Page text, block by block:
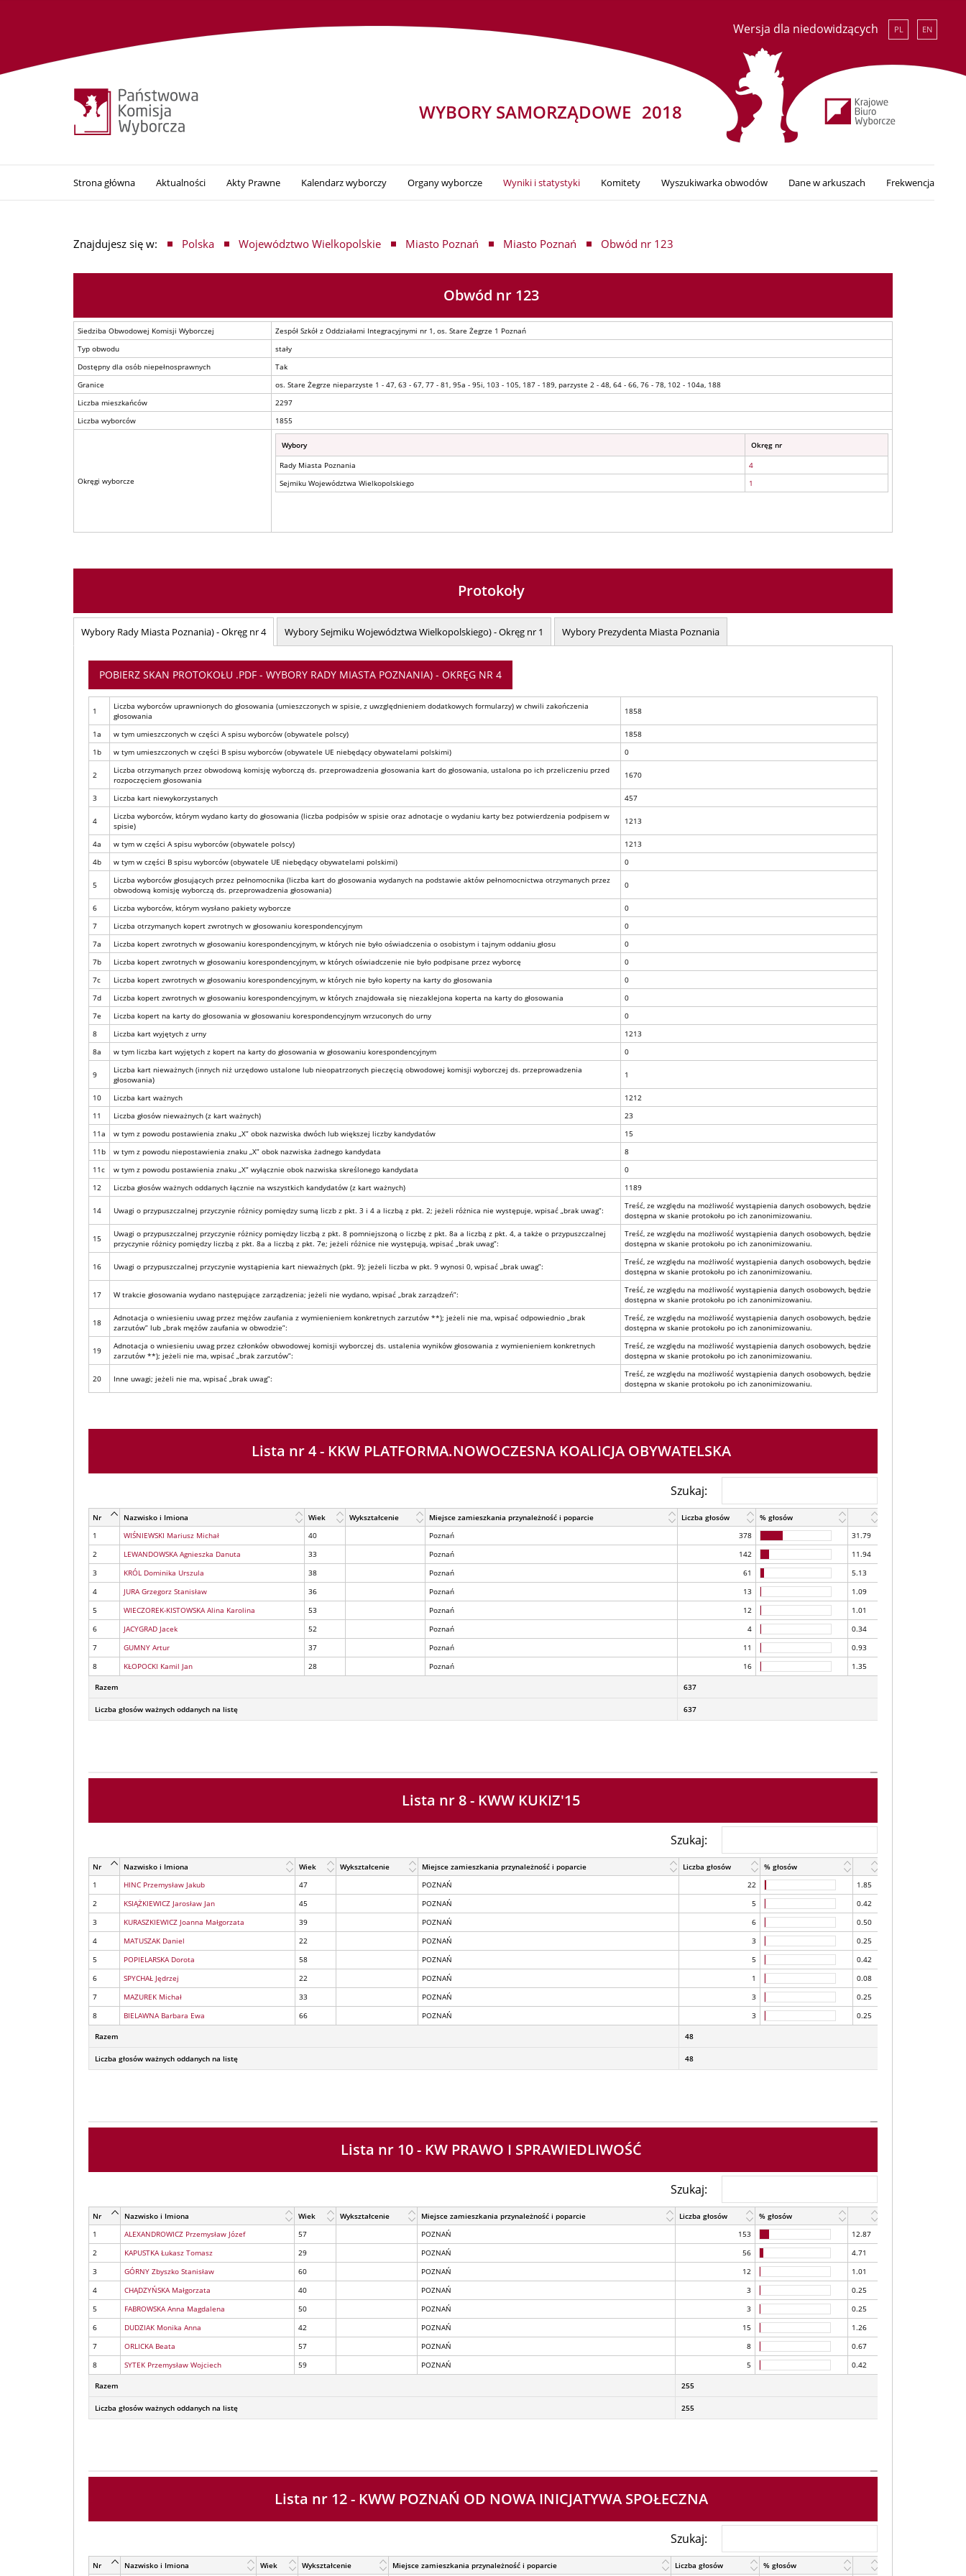
Wersja dla niedowidzących PL EN
WYBORY SAMORZĄDOWE 2018
Strona główna Aktualności Akty Prawne Kalendarz wyborczy Organy wyborcze Wyniki i statystyki Komitety Wyszukiwarka obwodów Dane w arkuszach Frekwencja
Znajdujesz się w: Polska Województwo Wielkopolskie Miasto Poznań Miasto Poznań Obwód nr 123
Obwód nr 123
Siedziba Obwodowej Komisji Wyborczej
Zespół Szkół z Oddziałami Integracyjnymi nr 1, os. Stare Żegrze 1 Poznań
Typ obwodu
stały
Dostępny dla osób niepełnosprawnych
Tak
Granice
os. Stare Żegrze nieparzyste 1 - 47, 63 - 67, 77 - 81, 95a - 95i, 103 - 105, 187 - 189, parzyste 2 - 48, 64 - 66, 76 - 78, 102 - 104a, 188
Liczba mieszkańców
2297
Liczba wyborców
1855
Okręgi wyborcze
Wybory
Okręg nr
Rady Miasta Poznania
4
Sejmiku Województwa Wielkopolskiego
1
Protokoły
Wybory Rady Miasta Poznania) - Okręg nr 4 Wybory Sejmiku Województwa Wielkopolskiego) - Okręg nr 1 Wybory Prezydenta Miasta Poznania
POBIERZ SKAN PROTOKOŁU .PDF - WYBORY RADY MIASTA POZNANIA) - OKRĘG NR 4
1
Liczba wyborców uprawnionych do głosowania (umieszczonych w spisie, z uwzględnieniem dodatkowych formularzy) w chwili zakończenia
głosowania
1858
1a w tym umieszczonych w części A spisu wyborców (obywatele polscy)
1858
1b
w tym umieszczonych w części B spisu wyborców (obywatele UE niebędący obywatelami polskimi) 0
2
Liczba otrzymanych przez obwodową komisję wyborczą ds. przeprowadzenia głosowania kart do głosowania, ustalona po ich przeliczeniu przed
rozpoczęciem głosowania
1670
3 Liczba kart niewykorzystanych 457
4
Liczba wyborców, którym wydano karty do głosowania (liczba podpisów w spisie oraz adnotacje o wydaniu karty bez potwierdzenia podpisem w
spisie)
1213
4a w tym w części A spisu wyborców (obywatele polscy)
1213
4b
w tym w części B spisu wyborców (obywatele UE niebędący obywatelami polskimi) 0
5
Liczba wyborców głosujących przez pełnomocnika (liczba kart do głosowania wydanych na podstawie aktów pełnomocnictwa otrzymanych przez
obwodową komisję wyborczą ds. przeprowadzenia głosowania)
0
6 Liczba wyborców, którym wysłano pakiety wyborcze
0
7
Liczba otrzymanych kopert zwrotnych w głosowaniu korespondencyjnym
0
7a
Liczba kopert zwrotnych w głosowaniu korespondencyjnym, w których nie było oświadczenia o osobistym i tajnym oddaniu głosu
0
7b
Liczba kopert zwrotnych w głosowaniu korespondencyjnym, w których oświadczenie nie było podpisane przez wyborcę
0
7c
Liczba kopert zwrotnych w głosowaniu korespondencyjnym, w których nie było koperty na karty do głosowania
0
7d
Liczba kopert zwrotnych w głosowaniu korespondencyjnym, w których znajdowała się niezaklejona koperta na karty do głosowania
0
7e
Liczba kopert na karty do głosowania w głosowaniu korespondencyjnym wrzuconych do urny
0
8
Liczba kart wyjętych z urny
1213
8a
w tym liczba kart wyjętych z kopert na karty do głosowania w głosowaniu korespondencyjnym 0
9
Liczba kart nieważnych (innych niż urzędowo ustalone lub nieopatrzonych pieczęcią obwodowej komisji wyborczej ds. przeprowadzenia
głosowania)
1
10 Liczba kart ważnych
1212
11
Liczba głosów nieważnych (z kart ważnych)
23
11a
w tym z powodu postawienia znaku „X” obok nazwiska dwóch lub większej liczby kandydatów
15
11b
w tym z powodu niepostawienia znaku „X” obok nazwiska żadnego kandydata
8
11c
w tym z powodu postawienia znaku „X” wyłącznie obok nazwiska skreślonego kandydata
0
12
Liczba głosów ważnych oddanych łącznie na wszystkich kandydatów (z kart ważnych) 1189
14 Uwagi o przypuszczalnej przyczynie różnicy pomiędzy sumą liczb z pkt. 3 i 4 a liczbą z pkt. 2; jeżeli różnica nie występuje, wpisać „brak uwag”:
Treść, ze względu na możliwość wystąpienia danych osobowych, będzie
dostępna w skanie protokołu po ich zanonimizowaniu.
15
Uwagi o przypuszczalnej przyczynie różnicy pomiędzy liczbą z pkt. 8 pomniejszoną o liczbę z pkt. 8a a liczbą z pkt. 4, a także o przypuszczalnej
przyczynie różnicy pomiędzy liczbą z pkt. 8a a liczbą z pkt. 7e; jeżeli różnice nie występują, wpisać „brak uwag”:
Treść, ze względu na możliwość wystąpienia danych osobowych, będzie
dostępna w skanie protokołu po ich zanonimizowaniu.
16 Uwagi o przypuszczalnej przyczynie wystąpienia kart nieważnych (pkt. 9); jeżeli liczba w pkt. 9 wynosi 0, wpisać „brak uwag”:
Treść, ze względu na możliwość wystąpienia danych osobowych, będzie
dostępna w skanie protokołu po ich zanonimizowaniu.
17 W trakcie głosowania wydano następujące zarządzenia; jeżeli nie wydano, wpisać „brak zarządzeń”:
Treść, ze względu na możliwość wystąpienia danych osobowych, będzie
dostępna w skanie protokołu po ich zanonimizowaniu.
18
Adnotacja o wniesieniu uwag przez mężów zaufania z wymienieniem konkretnych zarzutów **); jeżeli nie ma, wpisać odpowiednio „brak
zarzutów” lub „brak mężów zaufania w obwodzie”:
Treść, ze względu na możliwość wystąpienia danych osobowych, będzie
dostępna w skanie protokołu po ich zanonimizowaniu.
19
Adnotacja o wniesieniu uwag przez członków obwodowej komisji wyborczej ds. ustalenia wyników głosowania z wymienieniem konkretnych
zarzutów **); jeżeli nie ma, wpisać „brak zarzutów”:
Treść, ze względu na możliwość wystąpienia danych osobowych, będzie
dostępna w skanie protokołu po ich zanonimizowaniu.
20 Inne uwagi; jeżeli nie ma, wpisać „brak uwag”:
Treść, ze względu na możliwość wystąpienia danych osobowych, będzie
dostępna w skanie protokołu po ich zanonimizowaniu.
Lista nr 4 - KKW PLATFORMA.NOWOCZESNA KOALICJA OBYWATELSKA
Szukaj:
Nr Nazwisko i Imiona Wiek Wykształcenie Miejsce zamieszkania przynależność i poparcie Liczba głosów
% głosów
1
WIŚNIEWSKI Mariusz Michał 40 Poznań 378
31.79
2
LEWANDOWSKA Agnieszka Danuta 33 Poznań 142
11.94
3
KRÓL Dominika Urszula 38 Poznań 61
5.13
4
JURA Grzegorz Stanisław 36 Poznań 13
1.09
5
WIECZOREK-KISTOWSKA Alina Karolina 53 Poznań 12
1.01
6
JACYGRAD Jacek 52 Poznań 4
0.34
7
GUMNY Artur 37 Poznań 11
0.93
8
KŁOPOCKI Kamil Jan 28 Poznań 16 1.35
Razem 637
Liczba głosów ważnych oddanych na listę 637
Lista nr 8 - KWW KUKIZ'15
Szukaj:
Nr Nazwisko i Imiona Wiek Wykształcenie Miejsce zamieszkania przynależność i poparcie Liczba głosów
% głosów
1
HINC Przemysław Jakub 47 POZNAŃ 22
1.85
2
KSIĄŻKIEWICZ Jarosław Jan 45 POZNAŃ 5
0.42
3
KURASZKIEWICZ Joanna Małgorzata 39 POZNAŃ 6
0.50
4
MATUSZAK Daniel 22 POZNAŃ 3
0.25
5
POPIELARSKA Dorota 58 POZNAŃ 5
0.42
6
SPYCHAŁ Jędrzej 22 POZNAŃ 1
0.08
7
MAZUREK Michał 33 POZNAŃ 3
0.25
8
BIELAWNA Barbara Ewa 66 POZNAŃ 3 0.25
Razem 48
Liczba głosów ważnych oddanych na listę 48
Lista nr 10 - KW PRAWO I SPRAWIEDLIWOŚĆ
Szukaj:
Nr Nazwisko i Imiona Wiek Wykształcenie Miejsce zamieszkania przynależność i poparcie Liczba głosów
% głosów
1
ALEXANDROWICZ Przemysław Józef 57 POZNAŃ 153
12.87
2
KAPUSTKA Łukasz Tomasz 29 POZNAŃ 56
4.71
3
GÓRNY Zbyszko Stanisław 60 POZNAŃ 12
1.01
4
CHĄDZYŃSKA Małgorzata 40 POZNAŃ 3
0.25
5
FABROWSKA Anna Magdalena 50 POZNAŃ 3
0.25
6
DUDZIAK Monika Anna 42 POZNAŃ 15
1.26
7
ORLICKA Beata 57 POZNAŃ 8
0.67
8
SYTEK Przemysław Wojciech 59 POZNAŃ 5 0.42
Razem 255
Liczba głosów ważnych oddanych na listę 255
Lista nr 12 - KWW POZNAŃ OD NOWA INICJATYWA SPOŁECZNA
Szukaj:
Nr Nazwisko i Imiona Wiek Wykształcenie Miejsce zamieszkania przynależność i poparcie Liczba głosów % głosów